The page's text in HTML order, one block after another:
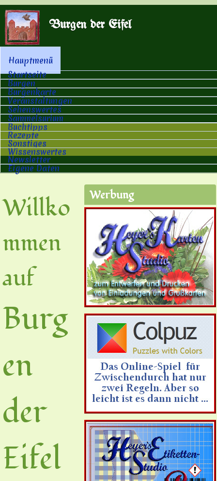
Burgen der Eifel
Hauptmenü
Hauptmenü
Startseite
Burgen
Burgenkarte
Veranstaltungen
Sehenswertes
Sammelsurium
Buchtipps
Rezepte
Sonstiges
Wissenswertes
Newsletter
Eigene Daten
Willko
mmen
auf
Burg
en
der
Eifel
Werbung